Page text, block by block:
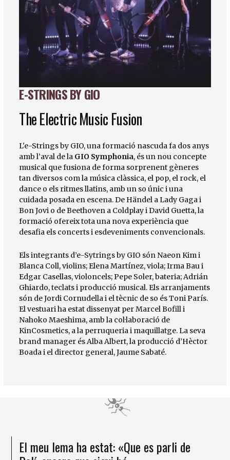
Diapositiva 1 de 1
E-STRINGS BY GIO
The Electric Music Fusion
L'e-Strings by GIO, una formació nascuda fa dos anys
amb l’aval de la GIO Symphonia, és un nou concepte
musical que fusiona de forma sorprenent gèneres
tan diversos com la música clàssica, el pop, el rock, el
dance o els ritmes llatins, amb un so únic i una
cuidada posada en escena. De Händel a Lady Gaga i
Bon Jovi o de Beethoven a Coldplay i David Guetta, la
formació ofereix tota una nova experiència que
desafia els concerts i esdeveniments convencionals.
Els integrants d’e-Sytrings by GIO són Naeon Kim i
Blanca Coll, violins; Elena Martínez, viola; Irma Bau i
Edgar Casellas, violoncels; Pepe Soler, bateria; Adrián
Ghiardo, teclats i producció musical. Els arranjaments
són de Jordi Cornudella i el tècnic de so és Toni París.
El vestuari ha estat dissenyat per Marcel Bofill i
Nahoko Maeshima, amb la col·laboració de
KinCosmetics, a la perruqueria i maquillatge. La seva
brand manager és Alba Albert, la producció d’Hèctor
Boada i el director general, Jaume Sabaté.
El meu lema ha estat: «Que es parli de